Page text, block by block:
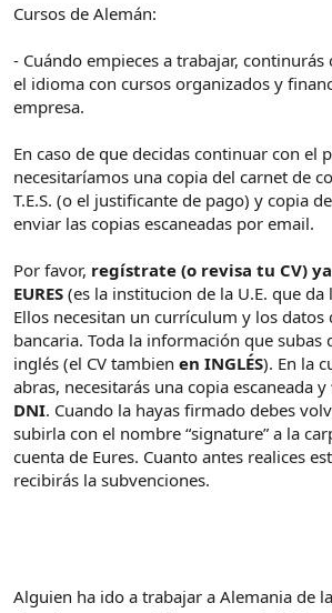
Cursos de Alemán:
- Cuándo empieces a trabajar,
el idioma con cursos organizados y
empresa.
En caso de que decidas continuar con el
necesitaríamos una copia del carnet de
T.E.S. (o el justificante de pago) y copia
enviar las copias escaneadas por email.
Por favor, regístrate (o revisa tu CV)
EURES (es la institucion de la U.E. que da
Ellos necesitan un currículum y los datos
bancaria. Toda la información que subas
inglés (el CV tambien en INGLÉS). En la
abras, necesitarás una copia escaneada y
DNI. Cuando la hayas firmado debes
subirla con el nombre “signature” a la
cuenta de Eures. Cuanto antes realices
recibirás la subvenciones.
Alguien ha ido a trabajar a Alemania de